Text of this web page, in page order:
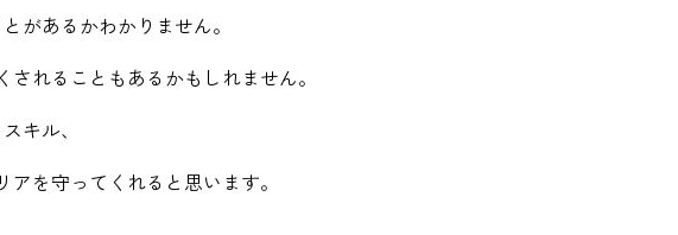
があるかわかりません。
されることもあるかもしれません。
キル、
を守ってくれると思います。